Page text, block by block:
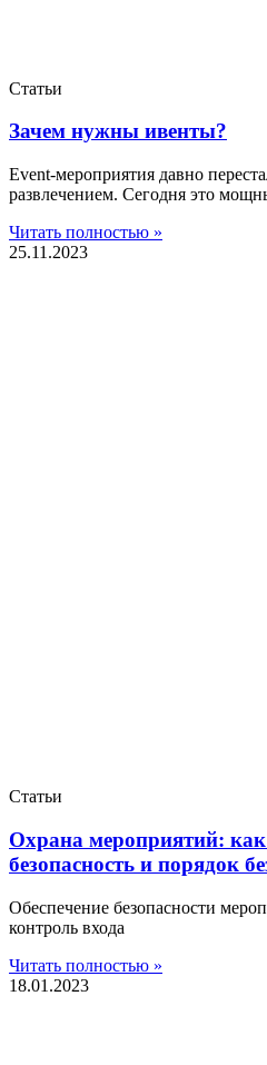
Статьи
Зачем нужны ивенты?
Event-мероприятия давно
развлечением. Сегодня это
Читать полностью »
25.11.2023
Статьи
Охрана мероприятий: как
безопасность и порядок
Обеспечение безопасности
контроль входа
Читать полностью »
18.01.2023